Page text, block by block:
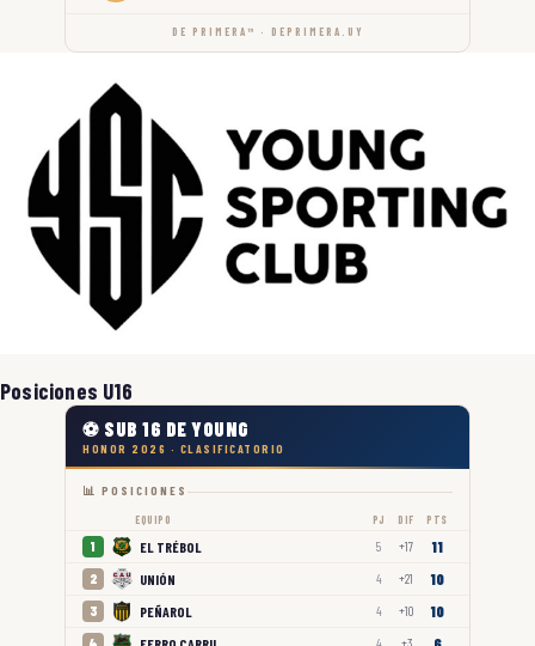
DE PRIMERA™ · DEPRIMERA.UY
Posiciones U16
⚽ SUB 16 DE YOUNG
HONOR 2026 · CLASIFICATORIO
📊 POSICIONES
EQUIPO PJ DIF PTS
1 EL TRÉBOL 5 +17 11
2 UNIÓN 4 +21 10
3 PEÑAROL 4 +10 10